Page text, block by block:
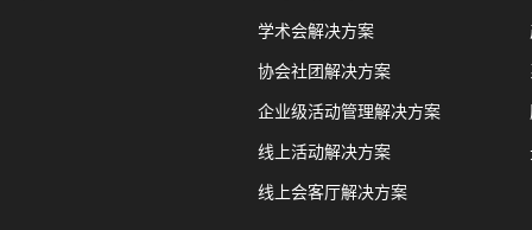
学术会解决方案
协会社团解决方案
企业级活动管理解决方案
线上活动解决方案
线上会客厅解决方案